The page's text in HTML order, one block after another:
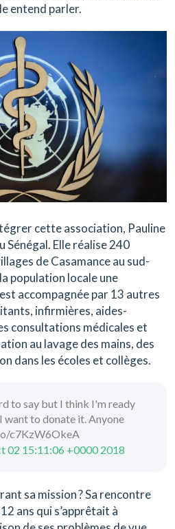
entend parler.
cette association, Pauline
Sénégal. Elle réalise 240
de Casamance au sud-
population locale une
accompagnée par 13 autres
infirmières, aides-
consultations médicales et
au lavage des mains, des
dans les écoles et collèges.
to say but I think I'm ready
want to donate it. Anyone
c7KzW6OkeA
02 15:11:06 +0000 2018
sa mission ? Sa rencontre
ans qui s’apprêtait à